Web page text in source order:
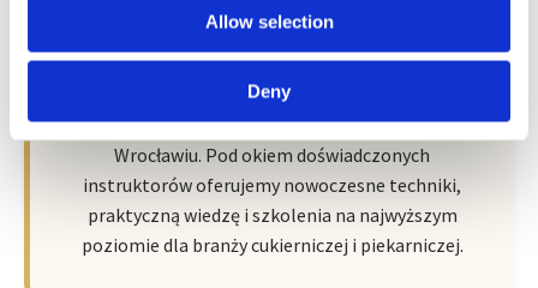
Allow selection
Deny
Wroclaw Academy of Baker Arts by
Sempre
Nowa przestrzeń pełna pasji, wiedzy i inspiracji we
Wrocławiu. Pod okiem doświadczonych
instruktorów oferujemy nowoczesne techniki,
praktyczną wiedzę i szkolenia na najwyższym
poziomie dla branży cukierniczej i piekarniczej.